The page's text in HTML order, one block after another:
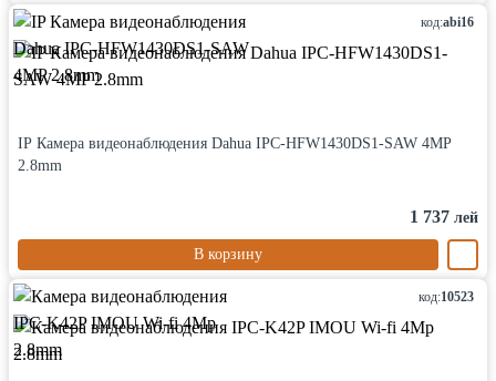
код:abi16
IP Камера видеонаблюдения Dahua IPC-HFW1430DS1-SAW 4MP
2.8mm
1 737 лей
В корзину
код:10523